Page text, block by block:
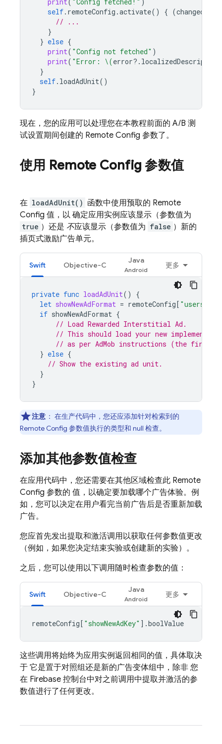
self. remoteConfig .activate() { (changed
// ...
}
} else {
print( "Config not fetched" )
print( "Error: \(error?. localizedDescription
}
self. loadAdUnit()
}
现在，您的应用可以处理您在本教程前面的 A/B 测
试设置期间创建的 Remote Config 参数了。
使用 Remote Config 参数值
在 loadAdUnit() 函数中使用预取的 Remote
Config 值，以 确定应用实例应该显示（参数值为
true ）还是 不应该显示（参数值为 false ）新的
插页式激励广告单元。
Swift Objective-C
Java
更多
private func loadAdUnit()
{
let showNewAdFormat = remoteConfig[ "users"
if showNewAdFormat {
// Load Rewarded Interstitial Ad.
// This should load your new implemented
// as per AdMob instructions (the first
} else {
// Show the existing ad unit.
}
}
注意 ： 在生产代码中，您还应添加针对检索到的
Remote Config 参数值执行的类型和 null 检查。
添加其他参数值检查
在应用代码中，您还需要在其他区域检查此 Remote
Config 参数的 值，以确定要加载哪个广告体验。例
如，您可以决定在用户看完当前广告后是否重新加载
广告。
您应首先发出提取和激活调用以获取任何参数值更改
（例如，如果您决定结束实验或创建新的实验）。
之后，您可以使用以下调用随时检查参数的值：
Swift Objective-C
Java
更多
remoteConfig[ "showNewAdKey" ].boolValue
这些调用将始终为应用实例返回相同的值，具体取决
于 它是置于对照组还是新的广告变体组中，除非 您
在 Firebase 控制台中对之前调用中提取并激活的参
数值进行了任何更改。